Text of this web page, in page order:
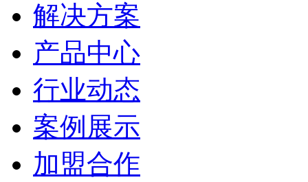
解决方案
产品中心
行业动态
案例展示
加盟合作